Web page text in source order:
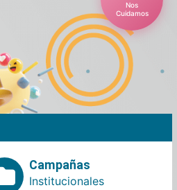
Nos
Cuidamos
Campañas
Institucionales